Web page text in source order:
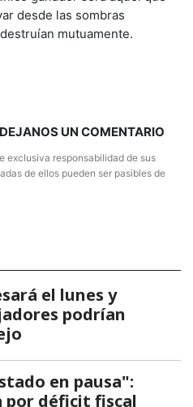
desde las sombras
mutuamente.
UN COMENTARIO
exclusiva responsabilidad de sus
de ellos pueden ser pasibles de
el lunes y
podrían
en pausa":
por déficit fiscal